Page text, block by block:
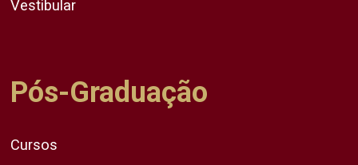
Vestibular
Pós-Graduação
Cursos